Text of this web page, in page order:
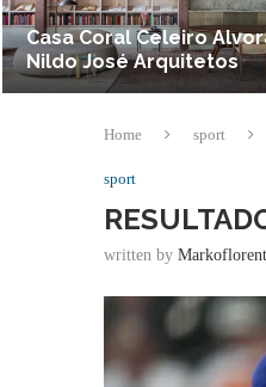
Casa Coral Celeiro
Nildo José Arquitetos
Home sport
sport
written by